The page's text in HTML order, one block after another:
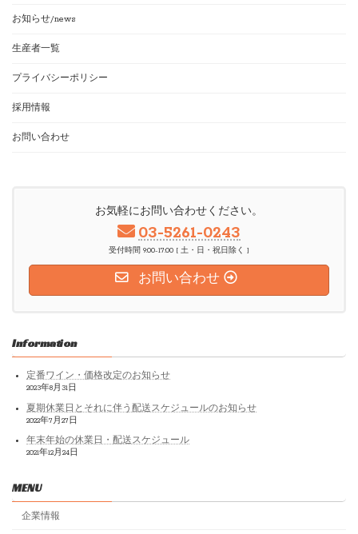
お知らせ/news
生産者一覧
プライバシーポリシー
採用情報
お問い合わせ
お気軽にお問い合わせください。
03-5261-0243
受付時間 9:00-17:00 [ 土・日・祝日除く ]
お問い合わせ
Information
定番ワイン・価格改定のお知らせ
2023年8月31日
夏期休業日とそれに伴う配送スケジュールのお知らせ
2022年7月27日
年末年始の休業日・配送スケジュール
2021年12月24日
MENU
企業情報